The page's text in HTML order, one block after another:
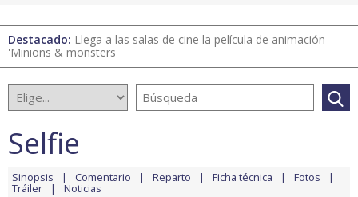
Destacado: Llega a las salas de cine la película de animación
'Minions & monsters'
Selfie
Sinopsis Comentario Reparto Ficha técnica Fotos
Tráiler Noticias